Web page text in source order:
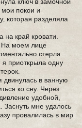
мои покои и
которая разделяла
на край кровати.
На моем лице
стерла
я приоткрыла одну
двинулась в ванную
ко сну. Через
удобной,
Заснуть мне удалось
провалилась в мир